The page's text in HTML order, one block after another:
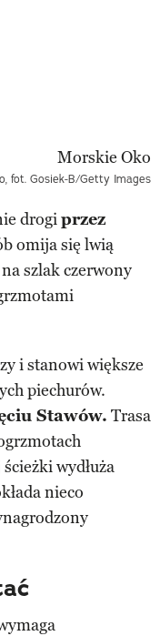
fot. Gosiek-B/Getty Images
drogiprzez
omija się lwią
szlak czerwony
i stanowi większe
piechurów.
Stawów. Trasa
wydłuża
nieco